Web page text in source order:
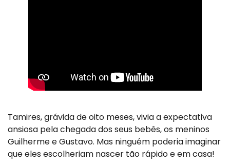
Tamires, grávida de oito meses, vivia a expectativa
ansiosa pela chegada dos seus bebês, os meninos
Guilherme e Gustavo. Mas ninguém poderia imaginar
que eles escolheriam nascer tão rápido e em casa!